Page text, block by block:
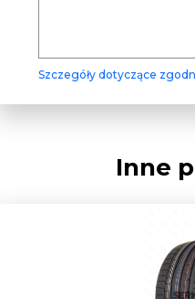
Szczegóły dotyczące
Inne